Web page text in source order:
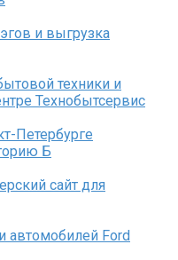
и выгрузка
техники и
Технобытсервис
Петербурге
Б
сайт для
автомобилей Ford